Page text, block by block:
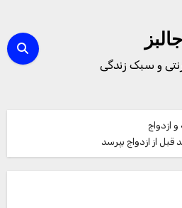
جالبز
و سبک زندگی
و ازدواج
از ازدواج بپرسد